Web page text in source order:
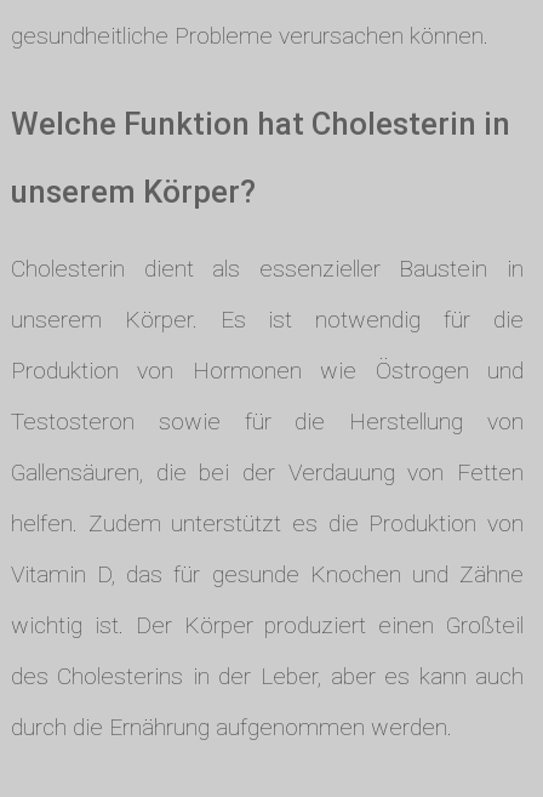
gesundheitliche Probleme verursachen können.
Welche Funktion hat Cholesterin in
unserem Körper?
Cholesterin dient als essenzieller Baustein in
unserem Körper. Es ist notwendig für die
Produktion von Hormonen wie Östrogen und
Testosteron sowie für die Herstellung von
Gallensäuren, die bei der Verdauung von Fetten
helfen. Zudem unterstützt es die Produktion von
Vitamin D, das für gesunde Knochen und Zähne
wichtig ist. Der Körper produziert einen Großteil
des Cholesterins in der Leber, aber es kann auch
durch die Ernährung aufgenommen werden.